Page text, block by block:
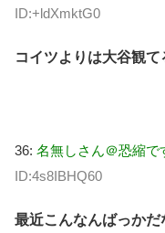
ID:+ldXmktG0
コイツよりは大谷観
36: 名無しさん＠恐縮で
ID:4s8IBHQ60
最近こんなんばっかだ